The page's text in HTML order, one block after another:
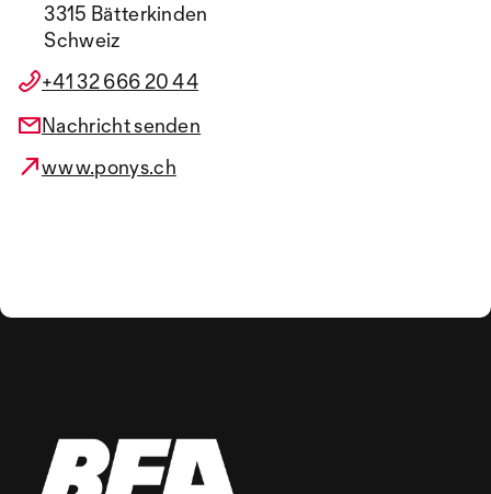
3315 Bätterkinden
Schweiz
+41 32 666 20 44
Nachricht senden
www.ponys.ch